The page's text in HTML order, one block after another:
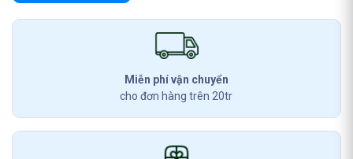
Miễn phí vận chuyển
cho đơn hàng trên 20tr